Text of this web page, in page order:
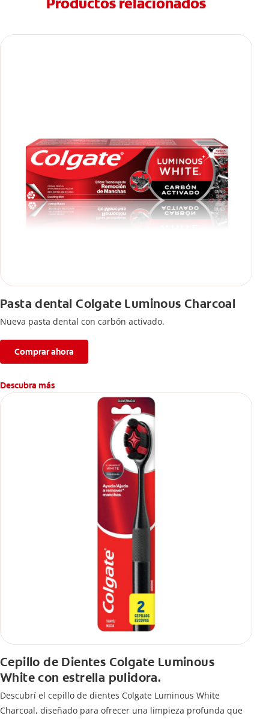
Pasta dental Colgate Luminous Charcoal
Nueva pasta dental con carbón activado.
Comprar ahora
Descubra más
Cepillo de Dientes Colgate Luminous
White con estrella pulidora.
Descubrí el cepillo de dientes Colgate Luminous White
Charcoal, diseñado para ofrecer una limpieza profunda que